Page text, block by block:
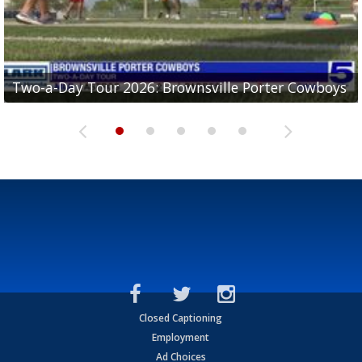
Two-a-Day Tour 2026: Brownsville Porter Cowboys
Two-a-Day Tour 2026: Brownsville Lopez Lobos
Two-a-Day Tour 2026: Mercedes Tigers
Two-a-Day Tour 2026: Progreso Red Ants
Two-a-Day Tour 2026: Donna Redskins
Closed Captioning
Employment
Ad Choices